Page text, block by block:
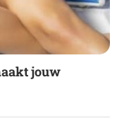
jouw